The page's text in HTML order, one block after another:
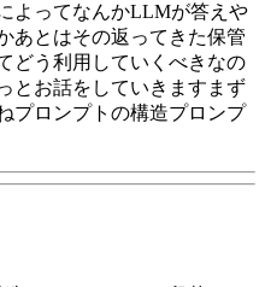
よってなんかLLMが答えや
あとはその返ってきた保管
どう利用していくべきなの
とお話をしていきますまず
プロンプトの構造プロンプ